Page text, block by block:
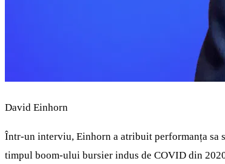
David Einhorn
Într-un interviu, Einhorn a atribuit performanța
timpul boom-ului bursier indus de COVID din